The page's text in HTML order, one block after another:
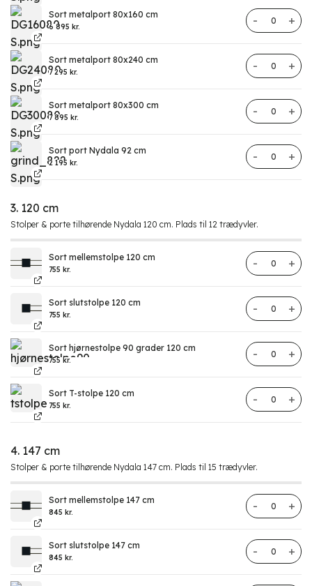
Sort metalport 80x160 cm
6 895 kr.
Metalport
Sort metalport 80x240 cm
7 295 kr.
Metalport
Sort metalport 80x300 cm
7 895 kr.
Metalport
Sort port Nydala 92 cm
2 195 kr.
Port Nydala
3. 120 cm
Stolper & porte tilhørende Nydala 120 cm. Plads til 12 trædyvler.
Sort mellemstolpe 120 cm
755 kr.
Hegn
Sort slutstolpe 120 cm
755 kr.
Hegn
Sort hjørnestolpe 90 grader 120 cm
755kr.
Hegn
Sort T-stolpe 120 cm
755 kr.
Hegn
4. 147 cm
Stolper & porte tilhørende Nydala 147 cm. Plads til 15 trædyvler.
Sort mellemstolpe 147 cm
845 kr.
Hegn
Sort slutstolpe 147 cm
845 kr.
Hegn